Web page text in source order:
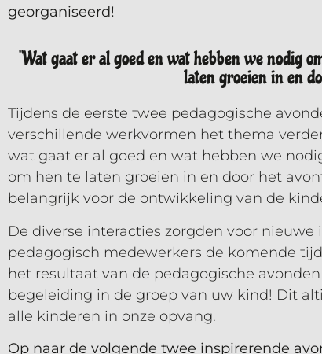
georganiseerd!
''Wat gaat er al goed en wat hebben we nodig
laten groeien in en
Tijdens de eerste twee pedagogische
verschillende werkvormen het thema
wat gaat er al goed en wat hebben we
om hen te laten groeien in en door het
belangrijk voor de ontwikkeling van de
De diverse interacties zorgden voor
pedagogisch medewerkers de komende
het resultaat van de pedagogische
begeleiding in de groep van uw kind! Dit
alle kinderen in onze opvang.
Op naar de volgende twee inspirerende